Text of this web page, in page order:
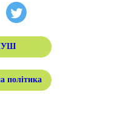
політика